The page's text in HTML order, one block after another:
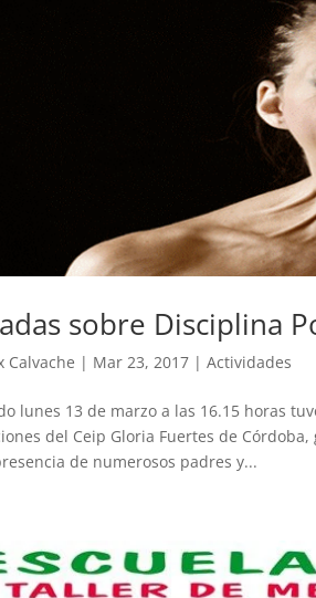
sobre Disciplina
Calvache | Mar 23, 2017 |Actividades
lunes 13 de marzo a las 16.15 horas
del Ceip Gloria Fuertes de
de numerosos padres y...